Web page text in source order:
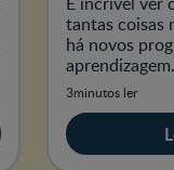
tantas coisas
há novos
está ali um
3minutos ler